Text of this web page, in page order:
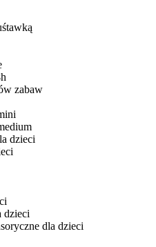
zabaw
dzieci
dzieci
dla dzieci